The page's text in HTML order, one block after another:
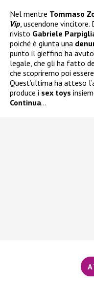
Nel mentre Tommaso
Vip, uscendone
rivisto Gabriele
poiché è giunta una
punto il gieffino ha
legale, che gli ha fatto
che scopriremo poi
Quest’ultima ha atteso
produce i sex toys
Continua…